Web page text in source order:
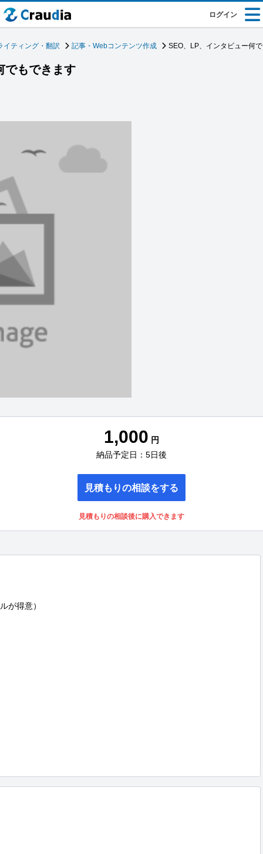
ログイン
イティング・翻訳 記事・Webコンテンツ作成 SEO、LP、インタビュー何
でもできます
1,000 円
納品予定日：5日後
見積もりの相談をする
見積もりの相談後に購入できます
が得意）